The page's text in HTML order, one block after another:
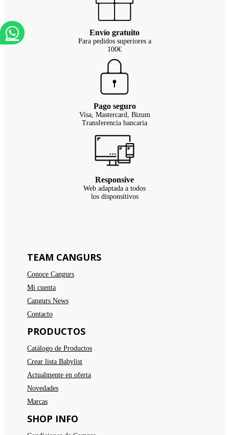
Envío gratuito
Para pedidos superiores a
100€
Pago seguro
Visa, Mastercard, Bizum
Transferencia bancaria
Responsive
Web adaptada a todos
los disponsitivos
TEAM CANGURS
Conoce Cangurs
Mi cuenta
Cangurs News
Contacto
PRODUCTOS
Catálogo de Productos
Crear lista Babylist
Actualmente en oferta
Novedades
Marcas
SHOP INFO